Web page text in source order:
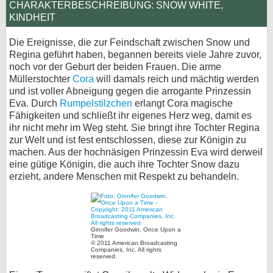
CHARAKTERBESCHREIBUNG: SNOW WHITE,
KINDHEIT
Die Ereignisse, die zur Feindschaft zwischen Snow und
Regina geführt haben, begannen bereits viele Jahre zuvor,
noch vor der Geburt der beiden Frauen. Die arme
Müllerstochter Cora will damals reich und mächtig werden
und ist voller Abneigung gegen die arrogante Prinzessin
Eva. Durch Rumpelstilzchen erlangt Cora magische
Fähigkeiten und schließt ihr eigenes Herz weg, damit es
ihr nicht mehr im Weg steht. Sie bringt ihre Tochter Regina
zur Welt und ist fest entschlossen, diese zur Königin zu
machen. Aus der hochnäsigen Prinzessin Eva wird derweil
eine gütige Königin, die auch ihre Tochter Snow dazu
erzieht, andere Menschen mit Respekt zu behandeln.
Ginnifer Goodwin, Once Upon a
Time
© 2011 American Broadcasting
Companies, Inc. All rights
reserved.
bei Facebook
Kontakt
Nutzungsbedingungen
Datenschutz
Cookie-Einstellungen
Desktop-Ansicht
myFanbase